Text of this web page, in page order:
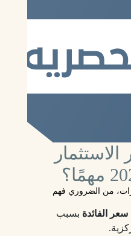
الاستثمار
من الضروري فهم
سعر الفائدة بسبب